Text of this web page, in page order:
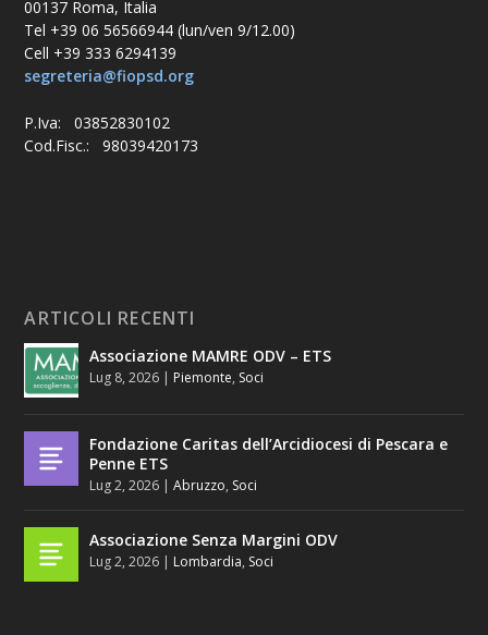
00137 Roma, Italia
Tel +39 06 56566944 (lun/ven 9/12.00)
Cell +39 333 6294139
segreteria@fiopsd.org
P.Iva: 03852830102
Cod.Fisc.: 98039420173
ARTICOLI RECENTI
Associazione MAMRE ODV – ETS
Lug 8, 2026 | Piemonte, Soci
Fondazione Caritas dell’Arcidiocesi di Pescara e
Penne ETS
Lug 2, 2026 |Abruzzo, Soci
Associazione Senza Margini ODV
Lug 2, 2026 | Lombardia, Soci